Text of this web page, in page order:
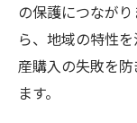
の保護につなが
ら、地域の特性
産購入の失敗を
ます。